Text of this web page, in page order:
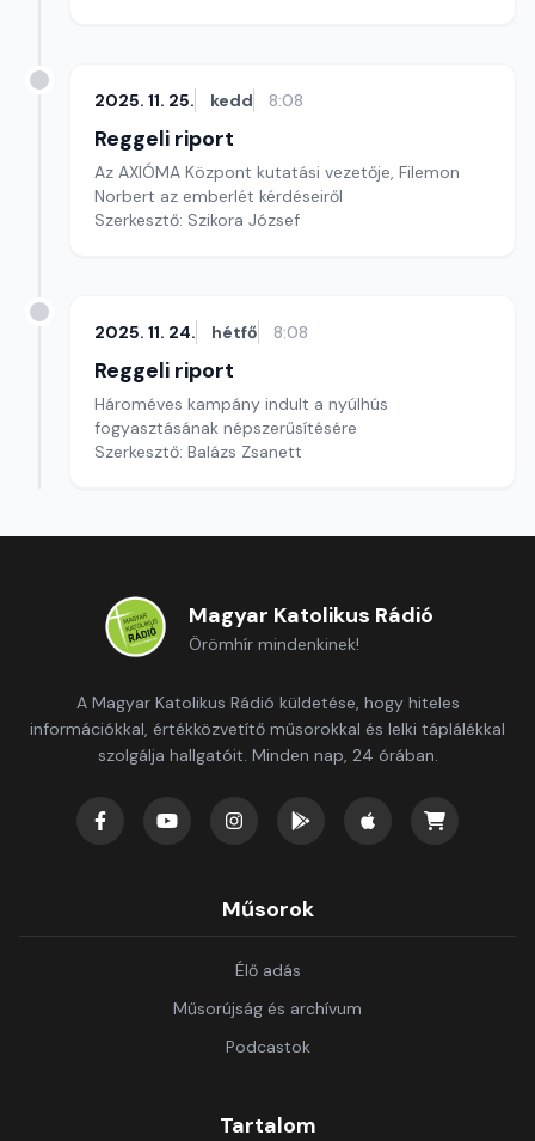
2025. 11. 25. kedd 8:08
Reggeli riport
Az AXIÓMA Központ kutatási vezetője, Filemon
Norbert az emberlét kérdéseiről
Szerkesztő: Szikora József
2025. 11. 24. hétfő 8:08
Reggeli riport
Hároméves kampány indult a nyúlhús
fogyasztásának népszerűsítésére
Szerkesztő: Balázs Zsanett
Magyar Katolikus Rádió
Örömhír mindenkinek!
A Magyar Katolikus Rádió küldetése, hogy hiteles
információkkal, értékközvetítő műsorokkal és lelki táplálékkal
szolgálja hallgatóit. Minden nap, 24 órában.
Műsorok
Élő adás
Műsorújság és archívum
Podcastok
Tartalom